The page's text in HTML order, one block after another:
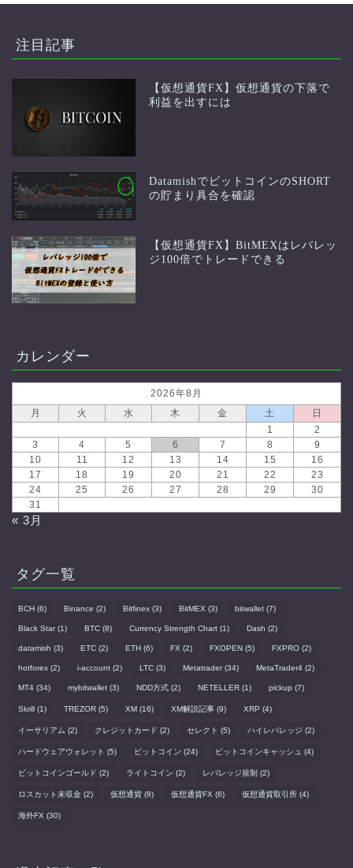
注目記事
【仮想通貨FX】仮想通貨の下落で
利益を出すには
DatamishでビットコインのSHORT
の貯まり具合を確認
【仮想通貨FX】BitMEXはレバレッ
ジ100倍でトレードできる
カレンダー
2026年8月
月
火 水 木 金 土
日
1
2
3
4 5 6 7 8
9
10
11 12 13 14 15
16
17
18 19 20 21 22
23
24
25 26 27 28 29
30
31
« 3月
タグ一覧
BCH (6) Binance (2) Bitfinex (3) BitMEX (3) bitwallet (7)
Black Star(1) BTC (8) Currency Strength Chart (1) Dash (2)
datamish (3) ETC (2) ETH (6) FX (2) FXOPEN (5) FXPRO (2)
hotforex (2) i-account (2) LTC (3) Metatrader(34) MetaTrader4 (2)
MT4 (34) mybitwallet (3) NDD方式 (2) NETELLER (1) pickup (7)
Skrill (1) TREZOR (5) XM (16) XM解説記事 (9) XRP (4)
イーサリアム (2) クレジットカード (2) セレクト (5) ハイレバレッジ (2)
ハードウェアウォレット (5) ビットコイン (24) ビットコインキャッシュ (4)
ビットコインゴールド (2) ライトコイン (2) レバレッジ規制 (2)
ロスカット未収金 (2) 仮想通貨 (8) 仮想通貨FX (6) 仮想通貨取引所 (4)
海外FX (30)